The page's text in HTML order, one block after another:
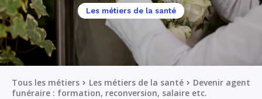
Les métiers de la santé
Tous les métiers Les métiers de la santé
Devenir agent
funéraire : formation, reconversion, salaire etc.